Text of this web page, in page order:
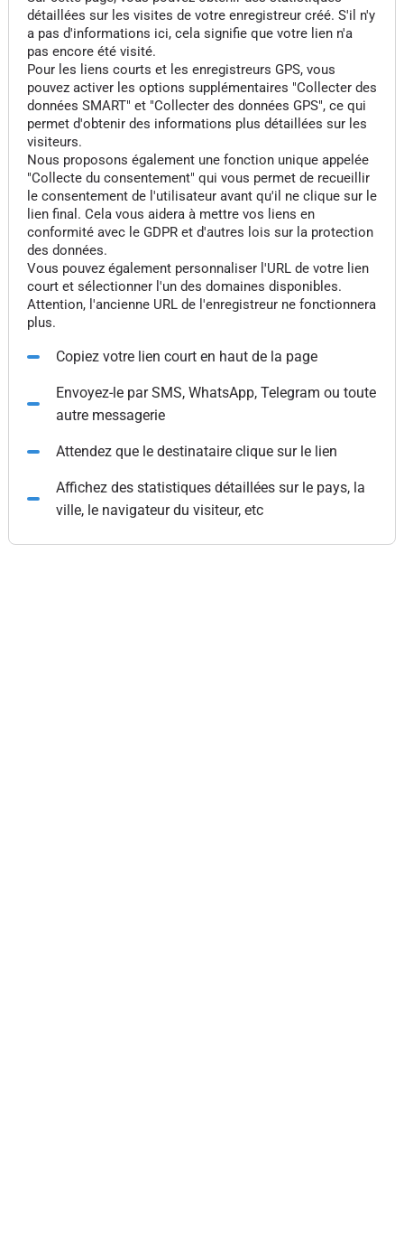
détaillées sur les visites de votre enregistreur créé. S'il n'y
a pas d'informations ici, cela signifie que votre lien n'a
pas encore été visité.
Pour les liens courts et les enregistreurs GPS, vous
pouvez activer les options supplémentaires "Collecter des
données SMART" et "Collecter des données GPS", ce qui
permet d'obtenir des informations plus détaillées sur les
visiteurs.
Nous proposons également une fonction unique appelée
"Collecte du consentement" qui vous permet de recueillir
le consentement de l'utilisateur avant qu'il ne clique sur le
lien final. Cela vous aidera à mettre vos liens en
conformité avec le GDPR et d'autres lois sur la protection
des données.
Vous pouvez également personnaliser l'URL de votre lien
court et sélectionner l'un des domaines disponibles.
Attention, l'ancienne URL de l'enregistreur ne fonctionnera
plus.
Copiez votre lien court en haut de la page
Envoyez-le par SMS, WhatsApp, Telegram ou toute
autre messagerie
Attendez que le destinataire clique sur le lien
Affichez des statistiques détaillées sur le pays, la
ville, le navigateur du visiteur, etc